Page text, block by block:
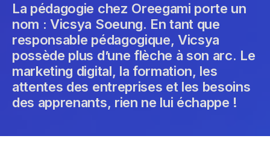
La pédagogie chez Oreegami porte un
nom : Vicsya Soeung. En tant que
responsable pédagogique, Vicsya
possède plus d’une flèche à son arc. Le
marketing digital, la formation, les
attentes des entreprises et les besoins
des apprenants, rien ne lui échappe !